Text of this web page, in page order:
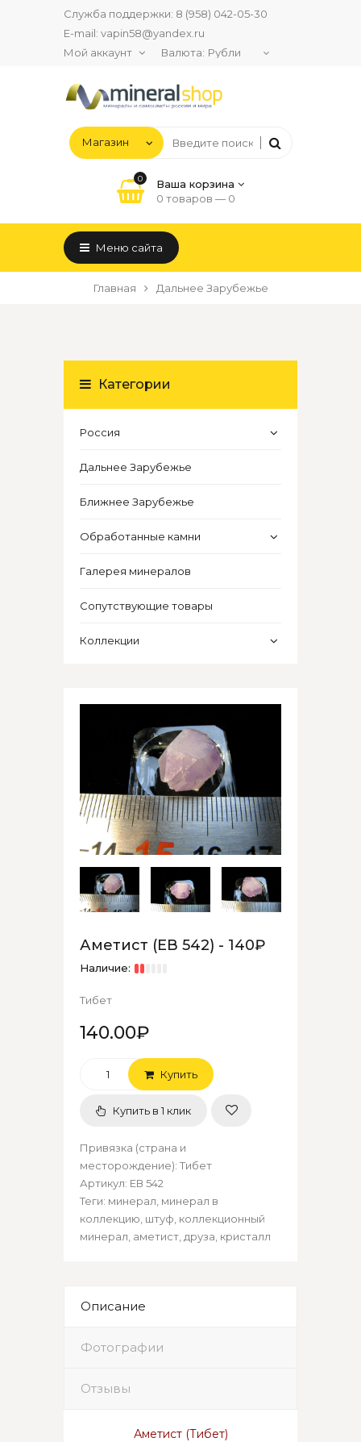
Служба поддержки: 8 (958) 042-05-30
E-mail: vapin58@yandex.ru
Мой аккаунт
Валюта:
0
Ваша корзина
0 товаров — 0
Меню сайта
Главная Дальнее Зарубежье
Категории
Россия
Дальнее Зарубежье
Ближнее Зарубежье
Обработанные камни
Галерея минералов
Сопутствующие товары
Коллекции
Аметист (ЕВ 542) - 140₽
Наличие:
Тибет
140.00₽
Купить
Купить в 1 клик
Привязка (страна и
месторождение): Тибет
Артикул: ЕВ 542
Теги: минерал минерал в
коллекцию штуф коллекционный
минерал аметист друза кристалл
Описание
Фотографии
Отзывы
Аметист (Тибет)